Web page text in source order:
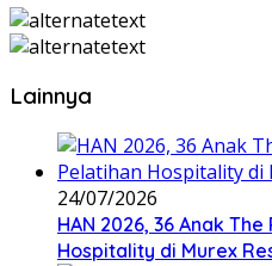
Lainnya
24/07/2026
HAN 2026, 36 Anak
Hospitality di Murex